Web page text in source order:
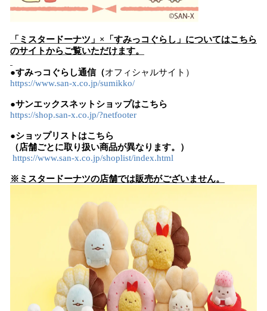
「ミスタードーナツ」×「すみっコぐらし」についてはこちら
のサイトからご覧いただけます。
●すみっコぐらし通信（オフィシャルサイト）
https://www.san-x.co.jp/sumikko/
●サンエックスネットショップはこちら
https://shop.san-x.co.jp/?netfooter
●ショップリストはこちら
（店舗ごとに取り扱い商品が異なります。）
https://www.san-x.co.jp/shoplist/index.html
※ミスタードーナツの店舗では販売がございません。